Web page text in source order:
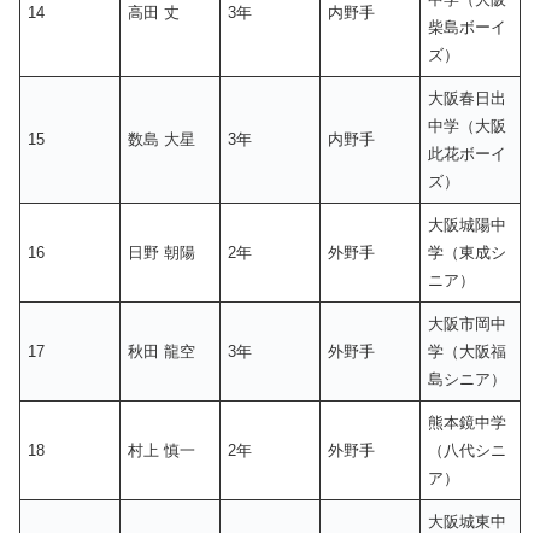
14 高田 丈 3年 内野手
柴島ボーイ
ズ）
15 数島 大星 3年 内野手
大阪春日出
中学（大阪
此花ボーイ
ズ）
16 日野 朝陽 2年 外野手
大阪城陽中
学（東成シ
ニア）
17 秋田 龍空 3年 外野手
大阪市岡中
学（大阪福
島シニア）
18 村上 慎一 2年 外野手
熊本鏡中学
（八代シニ
ア）
大阪城東中